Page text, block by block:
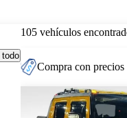
todo
105 vehículos
Compra con precios